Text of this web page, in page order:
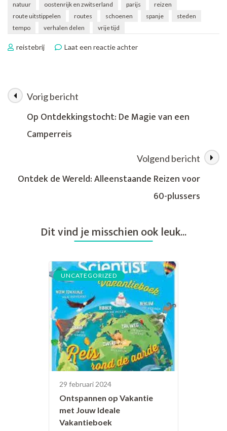
natuur
oostenrijk en zwitserland parijs
reizen
route uitstippelen
routes schoenen spanje
steden
tempo
verhalen delen vrije tijd
reistebrij Laat een reactie achterop
Busrondreizen
Berichtnavigatie
Vorig bericht
Op Ontdekkingstocht: De Magie van een
Camperreis
Volgend bericht
Ontdek de Wereld: Alleenstaande Reizen voor
60-plussers
Dit vind je misschien ook leuk...
UNCATEGORIZED
29 februari 2024
Ontspannen op Vakantie
met Jouw Ideale
Vakantieboek